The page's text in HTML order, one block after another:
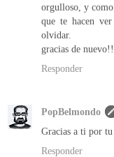
orgulloso, y como
que te hacen
olvidar.
gracias de nuevo!!
Responder
PopBelmondo
Gracias a ti por
Responder